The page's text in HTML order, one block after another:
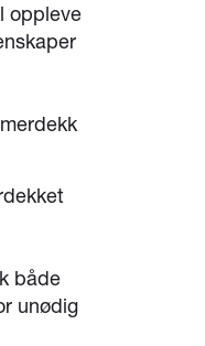
oppleve
både
unødig